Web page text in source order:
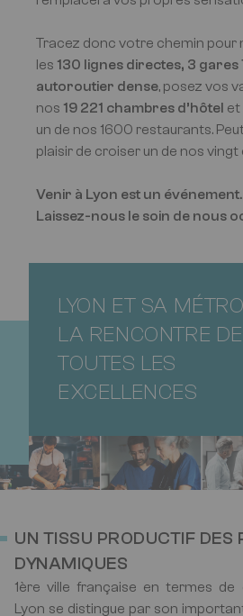
Tracez donc votre chemin pour
les 130 lignes directes, 3 gares
autoroutier dense, posez vos
nos 19 221 chambres d’hôtel et
un de nos 1600 restaurants.
plaisir de croiser un de nos vingt
Venir à Lyon est un
Laissez-nous le soin de nous
LYON ET SA
LA RENCONTRE DE
TOUTES LES
EXCELLENCES
Image
UN TISSU PRODUCTIF DES
DYNAMIQUES
1ère ville française en termes de
Lyon se distingue par son